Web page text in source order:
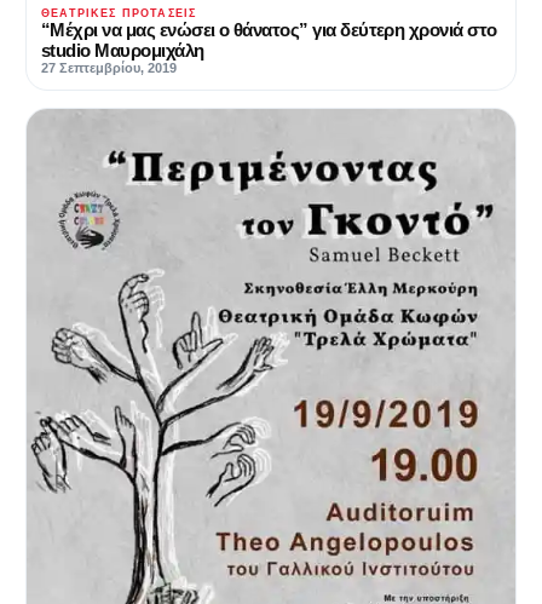
ΘΕΑΤΡΙΚΈΣ ΠΡΟΤΆΣΕΙΣ
“Μέχρι να μας ενώσει ο θάνατος” για δεύτερη χρονιά στο
studio Μαυρομιχάλη
27 Σεπτεμβρίου, 2019